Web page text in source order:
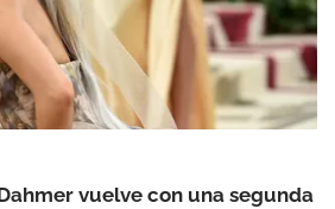
vuelve con una segunda